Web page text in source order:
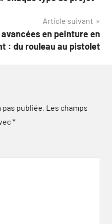
Article suivant
en peinture en
: du rouleau au pistolet
publiée. Les champs
*